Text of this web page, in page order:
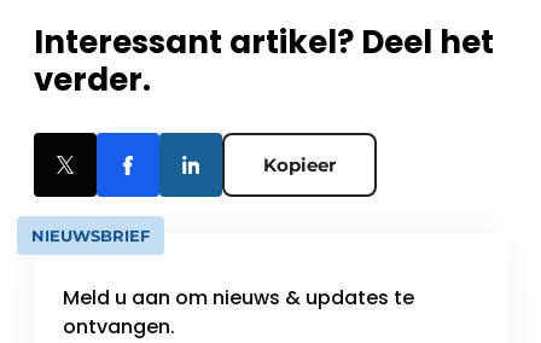
Interessant artikel? Deel het
verder.
Kopieer
NIEUWSBRIEF
Meld u aan om nieuws & updates te
ontvangen.